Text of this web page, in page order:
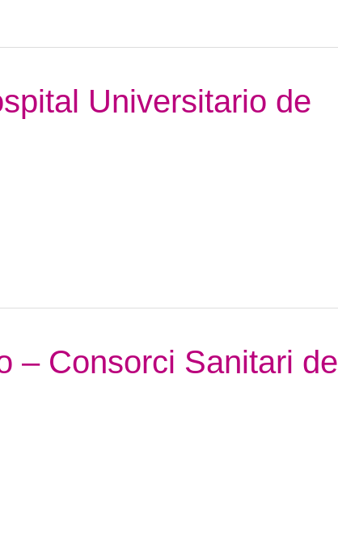
Universitario de
– Consorci Sanitari de